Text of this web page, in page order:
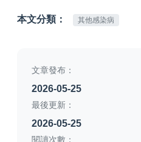
本文分類： 其他感染病
文章發布：
2026-05-25
最後更新：
2026-05-25
閱讀次數：